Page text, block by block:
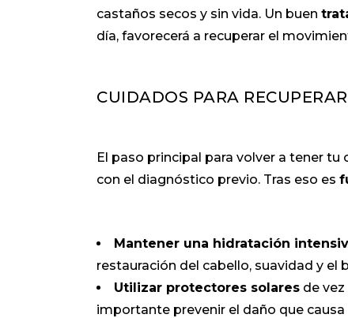
castaños secos y sin vida. Un buen
día, favorecerá a recuperar el
CUIDADOS PARA
El paso principal para volver a tener
con el diagnóstico previo. Tras eso es
Mantener una hidratación
restauración del cabello, suavidad y el
Utilizar protectores solares de
importante prevenir el daño que causa